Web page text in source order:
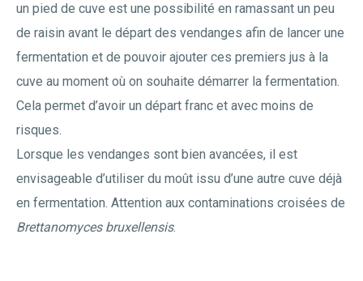
un pied de cuve est une possibilité en ramassant un peu
de raisin avant le départ des vendanges afin de lancer une
fermentation et de pouvoir ajouter ces premiers jus à la
cuve au moment où on souhaite démarrer la fermentation.
Cela permet d’avoir un départ franc et avec moins de
risques.
Lorsque les vendanges sont bien avancées, il est
envisageable d’utiliser du moût issu d’une autre cuve déjà
en fermentation. Attention aux contaminations croisées de
Brettanomyces bruxellensis.